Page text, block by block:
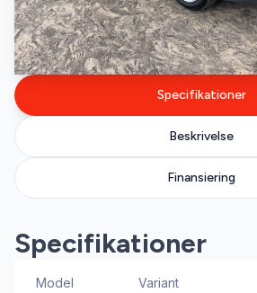
Specifikationer
Beskrivelse
Finansiering
Specifikationer
Model Variant